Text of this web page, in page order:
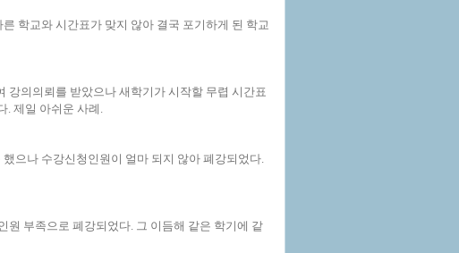
학교와 시간표가 맞지 않아 결국 포기하게 된 학교
강의의뢰를 받았으나 새학기가 시작할 무렵 시간표
. 제일 아쉬운 사례.
으나 수강신청인원이 얼마 되지 않아 폐강되었다.
원 부족으로 폐강되었다. 그 이듬해 같은 학기에 같